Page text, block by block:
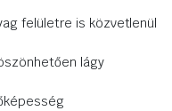
felületre is közvetlenül
lágy